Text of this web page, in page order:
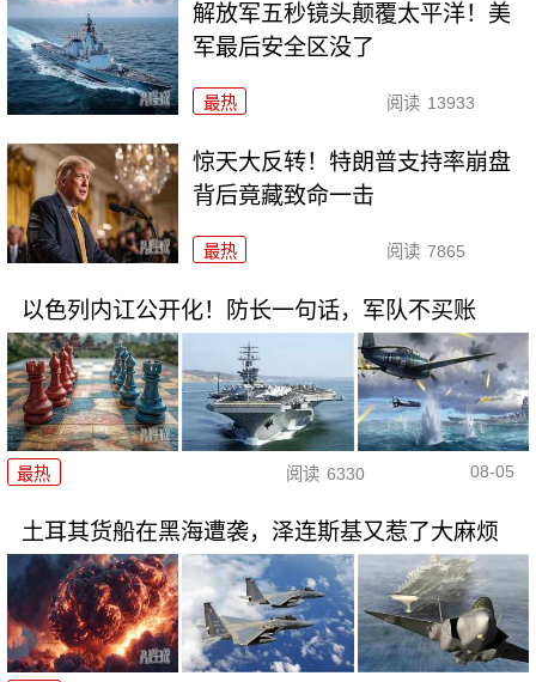
解放军五秒镜头颠覆太平洋！美
军最后安全区没了
最热 阅读 13933
惊天大反转！特朗普支持率崩盘
背后竟藏致命一击
最热 阅读 7865
以色列内讧公开化！防长一句话，军队不买账
最热 阅读 6330 08-05
土耳其货船在黑海遭袭，泽连斯基又惹了大麻烦